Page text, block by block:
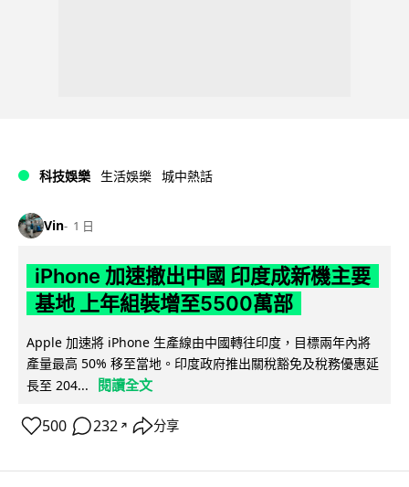
科技娛樂 生活娛樂 城中熱話
Vin 1 日
iPhone 加速撤出中國 印度成新機主要
基地 上年組裝增至5500萬部
Apple 加速將 iPhone 生產線由中國轉往印度，目標兩年內將
產量最高 50% 移至當地。印度政府推出關稅豁免及稅務優惠延
長至 204...
閱讀全文
500 232 ↗ 分享